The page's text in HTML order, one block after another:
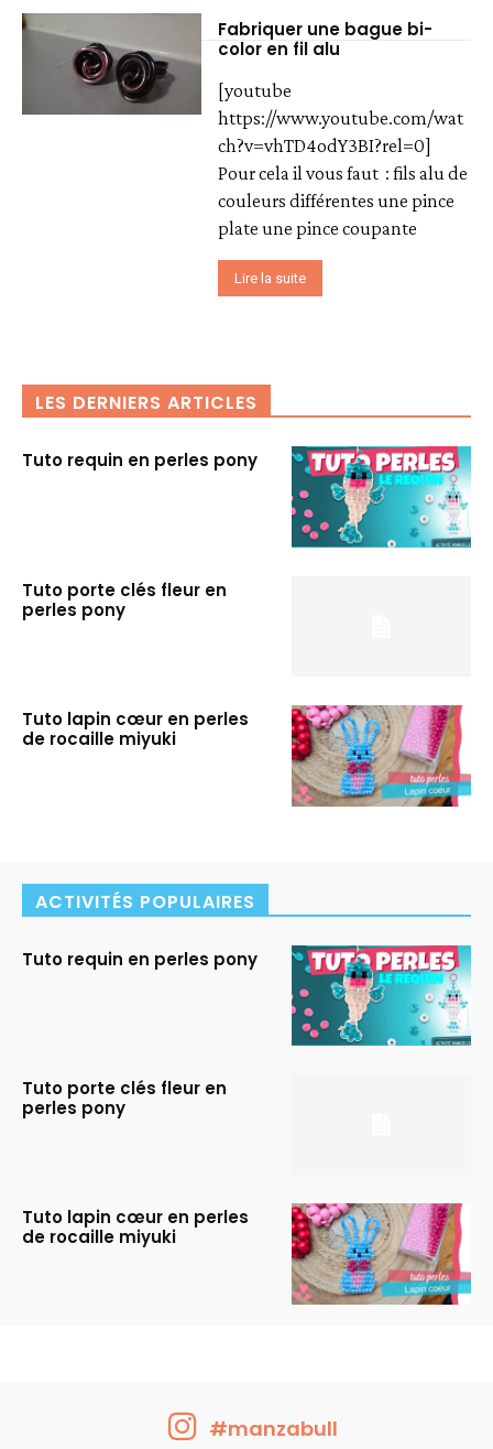
Fabriquer une bague bi-
color en fil alu
[youtube
https://www.youtube.com/wat
ch?v=vhTD4odY3BI?rel=0]
Pour cela il vous faut : fils alu de
couleurs différentes une pince
plate une pince coupante
Lire la suite
LES DERNIERS ARTICLES
Tuto requin en perles pony
Tuto porte clés fleur en
perles pony
Tuto lapin cœur en perles
de rocaille miyuki
ACTIVITÉS POPULAIRES
Tuto requin en perles pony
Tuto porte clés fleur en
perles pony
Tuto lapin cœur en perles
de rocaille miyuki
#manzabull